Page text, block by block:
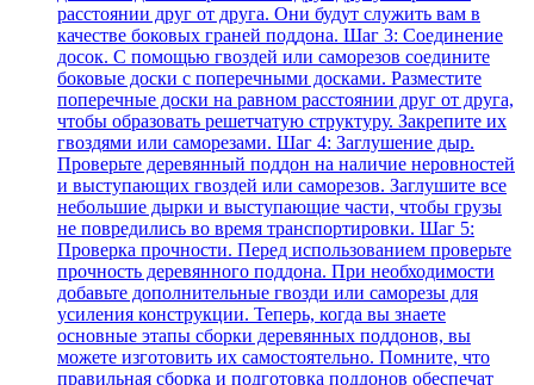
расстоянии друг от друга. Они будут служить вам в
качестве боковых граней поддона. Шаг 3: Соединение
досок. С помощью гвоздей или саморезов соедините
боковые доски с поперечными досками. Разместите
поперечные доски на равном расстоянии друг от друга,
чтобы образовать решетчатую структуру. Закрепите их
гвоздями или саморезами. Шаг 4: Заглушение дыр.
Проверьте деревянный поддон на наличие неровностей
и выступающих гвоздей или саморезов. Заглушите все
небольшие дырки и выступающие части, чтобы грузы
не повредились во время транспортировки. Шаг 5:
Проверка прочности. Перед использованием проверьте
прочность деревянного поддона. При необходимости
добавьте дополнительные гвозди или саморезы для
усиления конструкции. Теперь, когда вы знаете
основные этапы сборки деревянных поддонов, вы
можете изготовить их самостоятельно. Помните, что
правильная сборка и подготовка поддонов обеспечат